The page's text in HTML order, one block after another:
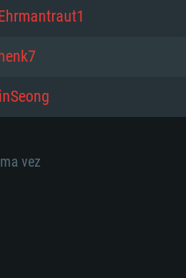
de banda larga.
de banda larga.
vez